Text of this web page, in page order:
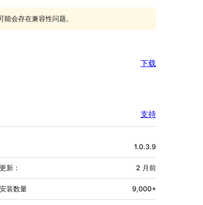
会存在兼容性问题。
下载
支持
1.0.3.9
新： 2 月前
装数量 9,000+